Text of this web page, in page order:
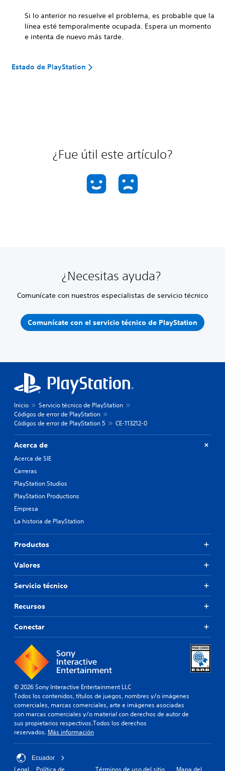
Si lo anterior no resuelve el problema, es probable que la
línea esté temporalmente ocupada. Espera un momento
e intenta de nuevo más tarde.
Estado de PlayStation
¿Fue útil este artículo?
¿Necesitas ayuda?
Comunícate con nuestros especialistas de servicio técnico
Comunícate con el servicio técnico de PlayStation
Inicio
Servicio técnico de PlayStation
Códigos de error de PlayStation
Códigos de error de PlayStation 5
CE-113212-0
Acerca de
Acerca de SIE
Carreras
PlayStation Studios
PlayStation Productions
Empresa
La historia de PlayStation
Productos
Valores
Servicio técnico
Recursos
Conectar
© 2026 Sony Interactive Entertainment LLC
Todos los contenidos, títulos de juegos, nombres y/o imágenes
comerciales, marcas comerciales, arte e imágenes asociadas
son marcas comerciales y/o material con derechos de autor de
sus propietarios respectivos.Todos los derechos
reservados. Más información
Ecuador
Legal Política de Términos de uso del sitio Mapa del